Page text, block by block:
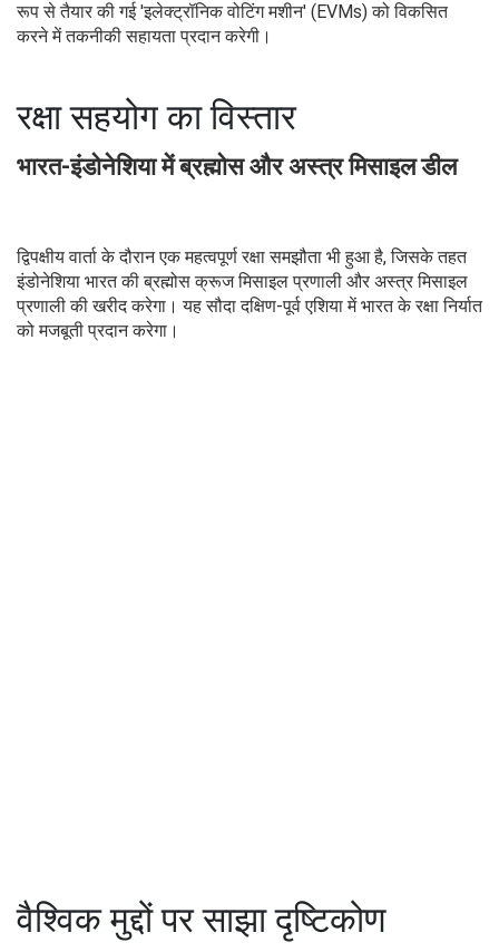
रूप से तैयार की गई 'इलेक्ट्रॉनिक वोटिंग मशीन' (EVMs) को विकसित
करने में तकनीकी सहायता प्रदान करेगी।
रक्षा सहयोग का विस्तार
भारत-इंडोनेशिया में ब्रह्मोस और अस्त्र मिसाइल डील
द्विपक्षीय वार्ता के दौरान एक महत्वपूर्ण रक्षा समझौता भी हुआ है, जिसके तहत
इंडोनेशिया भारत की ब्रह्मोस क्रूज मिसाइल प्रणाली और अस्त्र मिसाइल
प्रणाली की खरीद करेगा। यह सौदा दक्षिण-पूर्व एशिया में भारत के रक्षा निर्यात
को मजबूती प्रदान करेगा।
वैश्विक मुद्दों पर साझा दृष्टिकोण